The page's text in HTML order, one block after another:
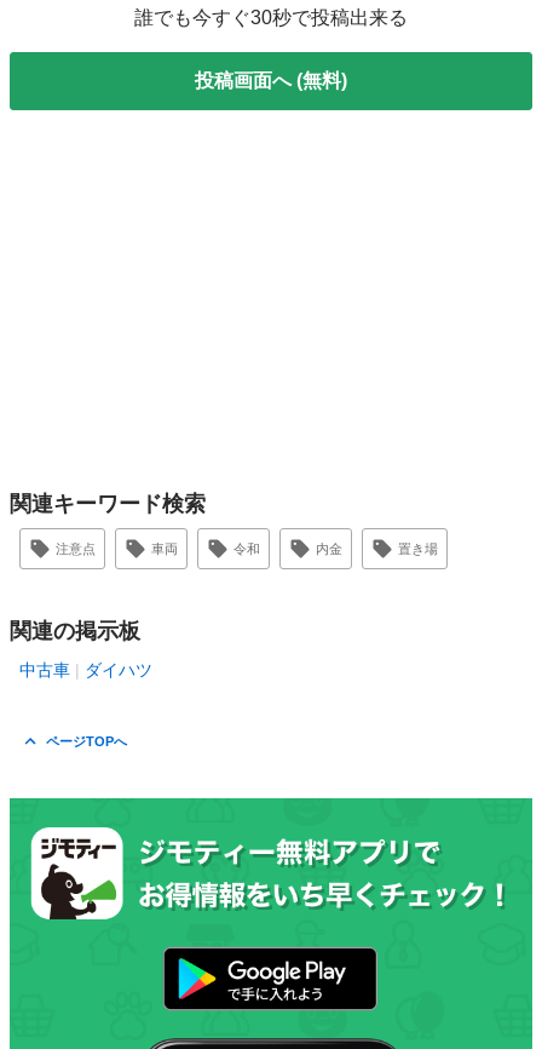
誰でも今すぐ30秒で投稿出来る
投稿画面へ (無料)
関連キーワード検索
注意点 車両 令和 内金 置き場
関連の掲示板
中古車 ダイハツ
ページTOPへ